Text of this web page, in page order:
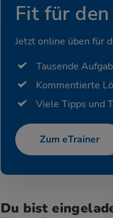
Fit für
Jetzt online üben für
Tausende
Kommentierte
Viele Tipps und
Zum eTrainer
Du bist